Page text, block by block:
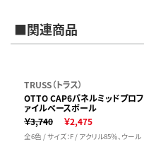
■関連商品
TRUSS（トラス）
OTTO CAP6パネルミッドプロフ
ァイルベースボール
￥3,740
￥2,475
全6色 / サイズ：F / アクリル85％、ウール